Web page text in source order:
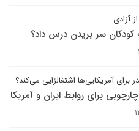
آزادی
سر بریدن درس داد؟
برای آمریکایی‌ها اشتغالزایی می‌کند؟
چارچوبی برای روابط ایران و آمریکا